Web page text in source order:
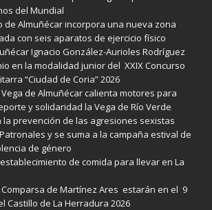
del Mundial
de Almuñécar incorpora una nueva zona
con seis aparatos de ejercicio físico
Ignacio González-Aurioles Rodríguez
en la modalidad junior del XXIX Concurso
“Ciudad de Coria” 2026
Vega de Almuñécar calienta motores para
y solidaridad la Vega de Río Verde
prevención de las agresiones sexistas
y se suma a la campaña estival de
de género
de comida para llevar en La
Comparsa de Martínez Ares estarán en el 9
Castillo de La Herradura 2026